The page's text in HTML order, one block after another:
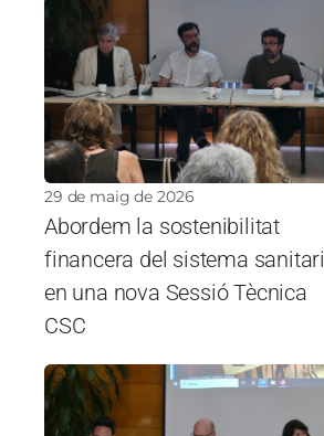
Imatge
29 de maig de 2026
Abordem la sostenibilitat
financera del sistema sanitari
en una nova Sessió Tècnica
CSC
Imatge